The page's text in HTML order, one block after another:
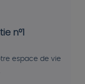
n°1
espace de vie